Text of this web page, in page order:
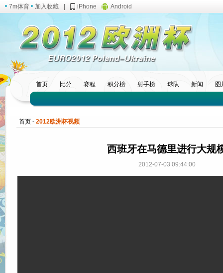
7m体育 加入收藏 iPhone Android
首页 比分 赛程 积分榜 射手榜 球队 新闻 图
首页 - 2012欧洲杯视频
西班牙在马德里进行大规
2012-07-03 09:44:00